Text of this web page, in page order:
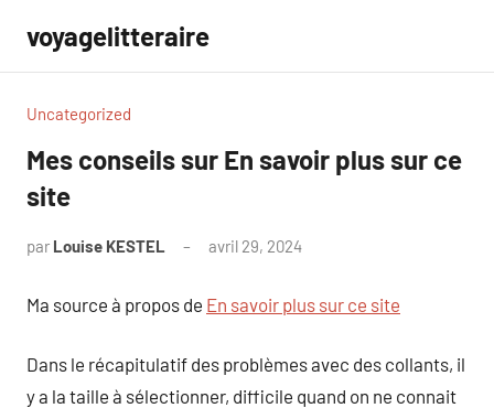
contenu
voyagelitteraire
Uncategorized
Mes conseils sur En savoir plus sur ce
site
par Louise KESTEL avril 29, 2024
Ma source à propos de En savoir plus sur ce site
Dans le récapitulatif des problèmes avec des collants, il
y a la taille à sélectionner, difficile quand on ne connait